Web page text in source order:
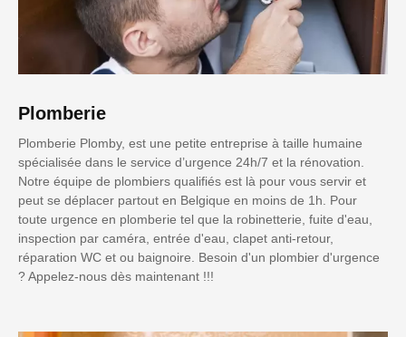
Plomberie
Plomberie Plomby, est une petite entreprise à taille humaine
spécialisée dans le service d’urgence 24h/7 et la rénovation.
Notre équipe de plombiers qualifiés est là pour vous servir et
peut se déplacer partout en Belgique en moins de 1h. Pour
toute urgence en plomberie tel que la robinetterie, fuite d'eau,
inspection par caméra, entrée d'eau, clapet anti-retour,
réparation WC et ou baignoire. Besoin d'un plombier d'urgence
? Appelez-nous dès maintenant !!!